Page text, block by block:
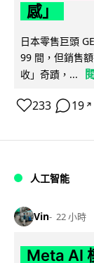
感」
日本零售巨頭
99 間，但銷售
收」奇蹟，...
233 19 ↗
人工智能
Vin 22 小時
Meta AI